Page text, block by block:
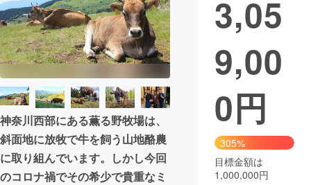
映像・映画 書籍・雑誌
ビジネス・起業 チャレンジ
まちづくり・地域活性化
CAMPFIRE for Social Good
CAMPFIRE Creation
CAMPFIREふるさと納税machi-ya コミュニティ
神奈川西部にある薫る野牧場は、
斜面地に放牧で牛を飼う山地酪農
に取り組んでいます。しかし今回
のコロナ禍でその希少で貴重なミ
3,05
9,00
0円
305%
目標金額は
1,000,000円